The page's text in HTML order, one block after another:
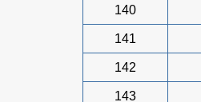
140
141
142
143